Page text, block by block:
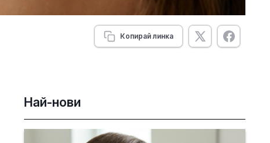
Копирай линка
Най-нови